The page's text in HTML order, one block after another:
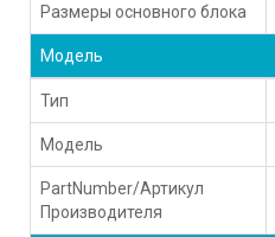
Размеры основного блока
Модель
Тип
Модель
PartNumber/Артикул
Производителя